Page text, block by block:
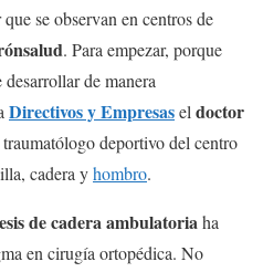
se observan en centros de
. Para empezar, porque
de manera
Directivos y Empresasel doctor
traumatólogo deportivo del centro
cadera yhombro.
de cadera ambulatoriaha
en cirugía ortopédica. No